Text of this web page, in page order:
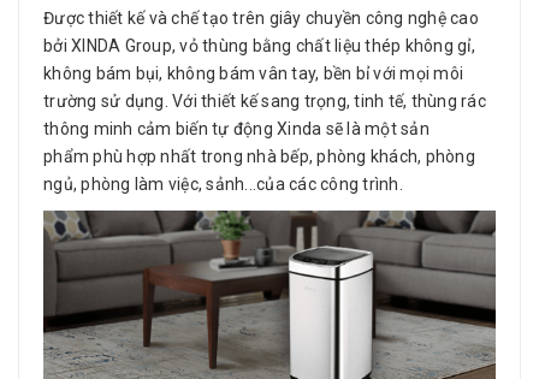
Được thiết kế và chế tạo trên giây chuyền công nghệ cao
bởi XINDA Group, vỏ thùng bằng chất liệu thép không gỉ,
không bám bụi, không bám vân tay, bền bỉ với mọi môi
trường sử dụng. Với thiết kế sang trọng, tinh tế, thùng rác
thông minh cảm biến tự động Xinda sẽ là một sản
phẩm phù hợp nhất trong nhà bếp, phòng khách, phòng
ngủ, phòng làm việc, sảnh...của các công trình.